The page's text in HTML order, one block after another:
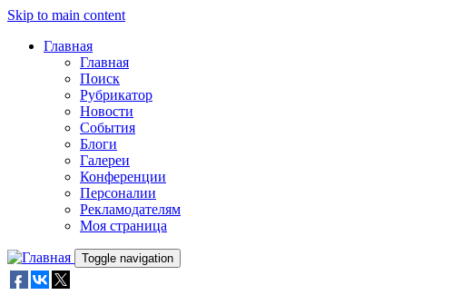
Skip to main content
Главная
Главная
Поиск
Рубрикатор
Новости
События
Блоги
Галереи
Конференции
Персоналии
Рекламодателям
Моя страница
Toggle navigation